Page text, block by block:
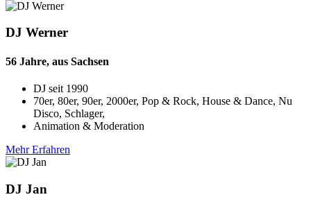
DJ Werner
56 Jahre, aus Sachsen
DJ seit 1990
70er, 80er, 90er, 2000er, Pop & Rock, House & Dance, Nu
Disco, Schlager,
Animation & Moderation
Mehr Erfahren
DJ Jan